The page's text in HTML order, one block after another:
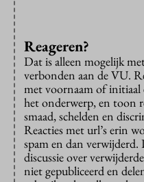
Reageren?
Dat is alleen mogelijk
verbonden aan de VU.
met voornaam of
het onderwerp, en toon
smaad, schelden en
Reacties met url’s erin
spam en dan verwijderd.
discussie over
niet gepubliceerd en